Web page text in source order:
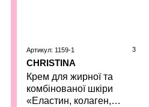
Артикул: 1159-1 3
CHRISTINA
Крем для жирної та
комбінованої шкіри
«Еластин, колаген,